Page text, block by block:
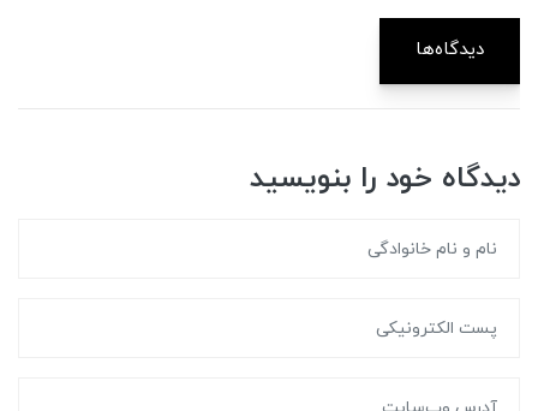
دیدگاه‌ها
دیدگاه خود را بنویسید